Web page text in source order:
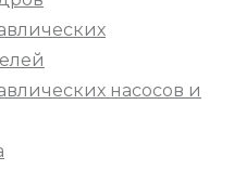
насосов и